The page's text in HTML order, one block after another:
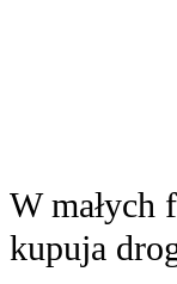
W małych
kupuja